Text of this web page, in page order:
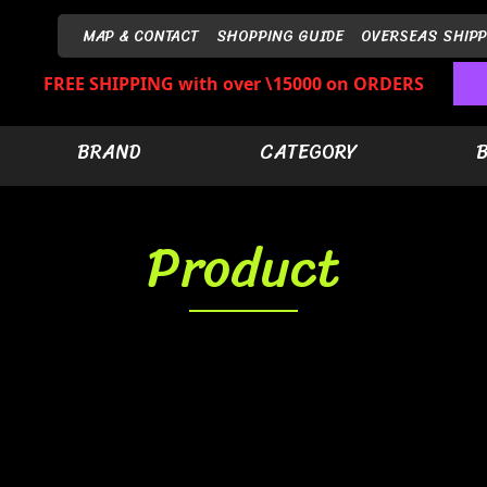
MAP & CONTACT SHOPPING GUIDE OVERSEAS
FREE SHIPPING with over \15000 on ORDERS
BRAND CATEGORY
Product